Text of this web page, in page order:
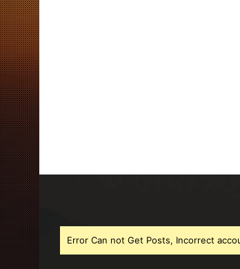
Error Can not Get Posts, Incorrect